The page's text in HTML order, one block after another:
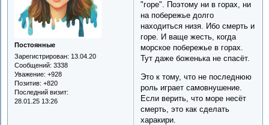
Постоянные
Зарегистрирован: 13.04.20
Сообщений: 3338
Уважение: +928
Позитив: +820
Последний визит:
28.01.25 13:26
"горе". Поэтому ни в горах, ни
на побережье долго
находиться низя. Ибо смерть и
горе. И ваще жесть, когда
морское побережье в горах.
Тут даже боженька не спасёт.
Это к тому, что не последнюю
роль играет самовнушение.
Если верить, что море несёт
смерть, это как сделать
харакири.